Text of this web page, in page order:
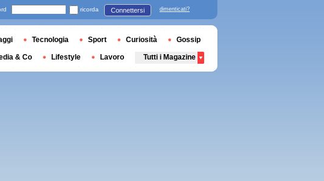
ricorda Connettersi dimenticati?
Tecnologia Sport Curiosità Gossip
& Co Lifestyle Lavoro Tutti i Magazine